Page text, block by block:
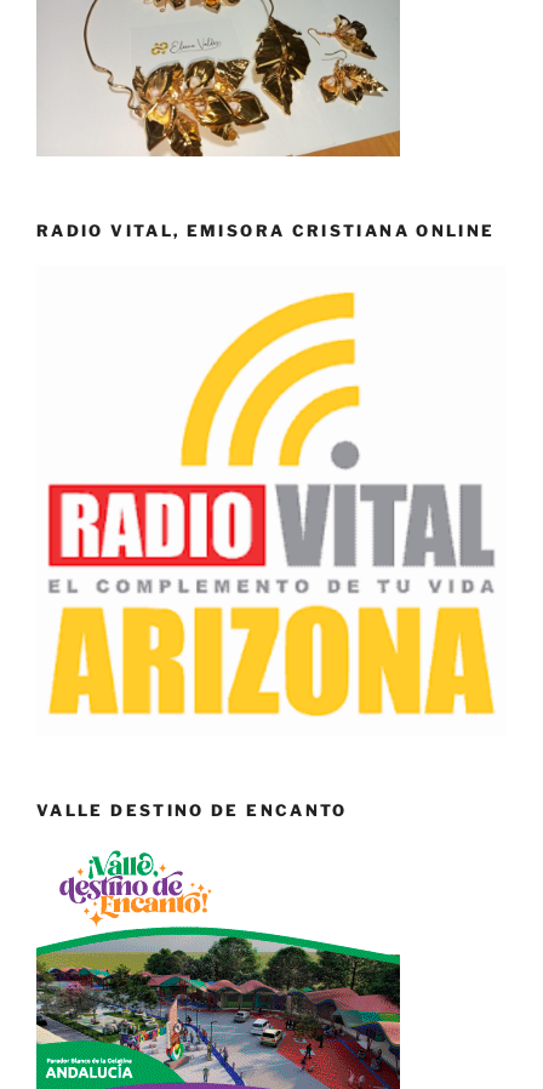
RADIO VITAL, EMISORA CRISTIANA ONLINE
VALLE DESTINO DE ENCANTO